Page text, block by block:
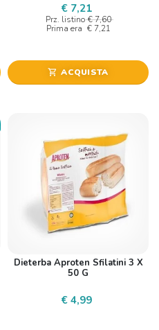
€ 7,21
Prz. listino € 7,60
Prima era € 7,21
shopping_cart ACQUISTA
Dieterba Aproten Sfilatini 3 X
50 G
€ 4,99